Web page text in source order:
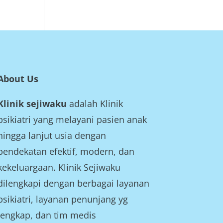
Us
sejiwaku adalah Klinik
yang melayani pasien anak
lanjut usia dengan
efektif, modern, dan
Klinik Sejiwaku
dengan berbagai layanan
layanan penunjang yg
dan tim medis